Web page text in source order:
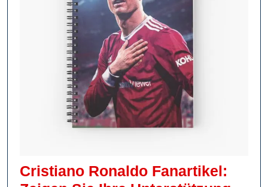
Cristiano Ronaldo Fanartikel: